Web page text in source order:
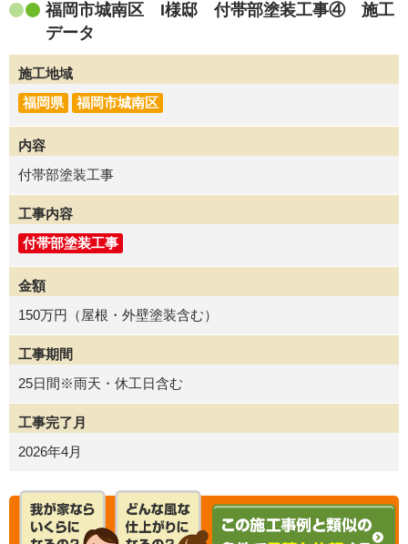
福岡市城南区 I様邸 付帯部塗装工事④ 施工
データ
施工地域
福岡県
福岡市城南区
内容
付帯部塗装工事
工事内容
付帯部塗装工事
金額
150万円（屋根・外壁塗装含む）
工事期間
25日間※雨天・休工日含む
工事完了月
2026年4月